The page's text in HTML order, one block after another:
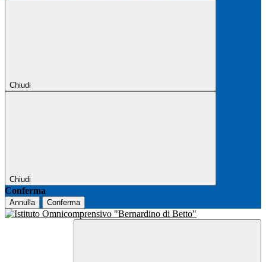
Chiudi
Chiudi
Conferma
Annulla Conferma